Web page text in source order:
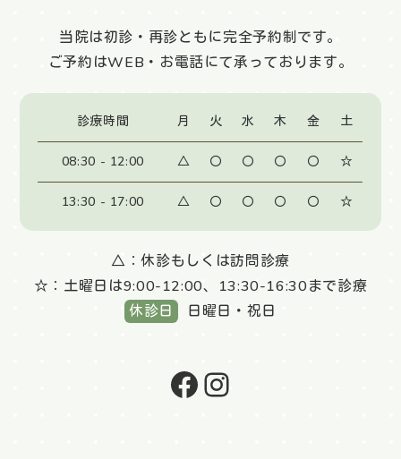
当院は初診・再診ともに完全予約制です。
ご予約はWEB・お電話にて承っております。
診療時間 月 火 水 木 金 土
08:30 - 12:00 △ 〇 〇 〇 〇 ☆
13:30 - 17:00 △ 〇 〇 〇 〇 ☆
△：休診もしくは訪問診療
☆：土曜日は9:00-12:00、13:30-16:30まで診療
休診日
日曜日・祝日
公式facebook
公式Instagram